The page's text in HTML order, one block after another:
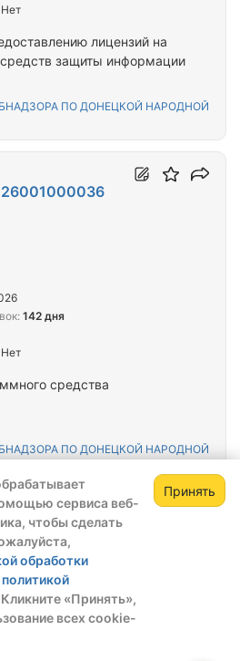
сервиса веб-
чтобы сделать
обработки
политикой
Кликните «Принять»,
всех cookie-
Принять
лицензий на
защиты информации
ПО ДОНЕЦКОЙ НАРОДНОЙ
Нет
средства
ПО ДОНЕЦКОЙ НАРОДНОЙ
142 дня
Нет